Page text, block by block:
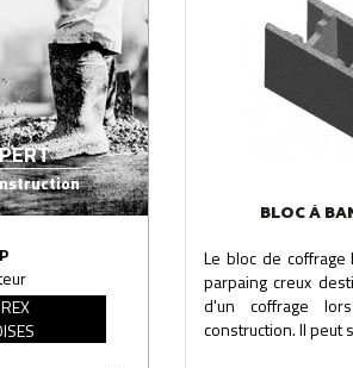
BLOC À
Le bloc de coffrage
parpaing creux
d'un coffrage
construction. Il peut